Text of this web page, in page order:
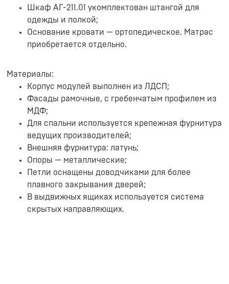
Шкаф АГ-211.01 укомплектован штангой для
одежды и полкой;
Основание кровати — ортопедическое. Матрас
приобретается отдельно.
Материалы:
Корпус модулей выполнен из ЛДСП;
Фасады рамочные, с гребенчатым профилем из
МДФ;
Для спальни используется крепежная фурнитура
ведущих производителей;
Внешняя фурнитура: латунь;
Опоры — металлические;
Петли оснащены доводчиками для более
плавного закрывания дверей;
В выдвижных ящиках используется система
скрытых направляющих.